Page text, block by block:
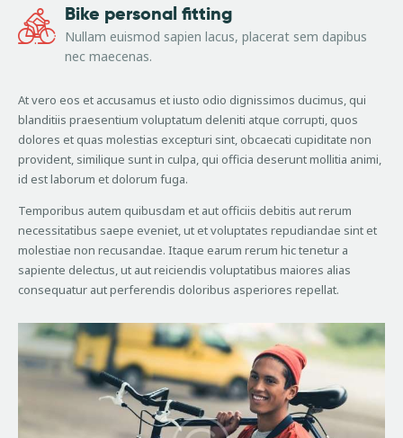
Bike personal fitting
Nullam euismod sapien lacus, placerat sem dapibus
nec maecenas.
At vero eos et accusamus et iusto odio dignissimos ducimus, qui
blanditiis praesentium voluptatum deleniti atque corrupti, quos
dolores et quas molestias excepturi sint, obcaecati cupiditate non
provident, similique sunt in culpa, qui officia deserunt mollitia animi,
id est laborum et dolorum fuga.
Temporibus autem quibusdam et aut officiis debitis aut rerum
necessitatibus saepe eveniet, ut et voluptates repudiandae sint et
molestiae non recusandae. Itaque earum rerum hic tenetur a
sapiente delectus, ut aut reiciendis voluptatibus maiores alias
consequatur aut perferendis doloribus asperiores repellat.